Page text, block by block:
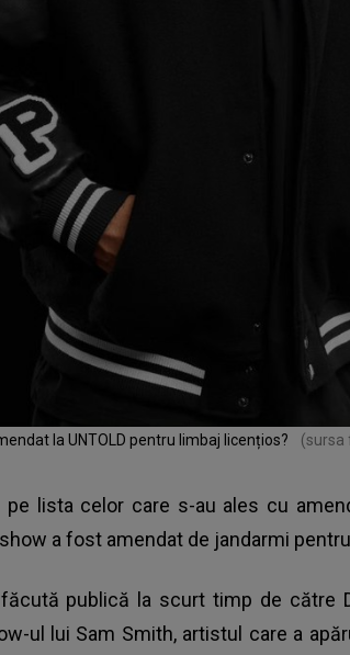
la UNTOLD pentru limbaj licențios? (sursa
lista celor care s-au ales cu
a fost amendat de jandarmi
publică la scurt timp de către
ul lui Sam Smith, artistul care a